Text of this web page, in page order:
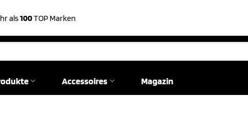
als100TOP Marken
Accessoires Magazin